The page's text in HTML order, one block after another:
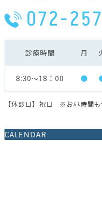
072-
診療時間 月
8:30〜18：00 ●
【休診日】祝日 ※お昼時間も
CALENDAR